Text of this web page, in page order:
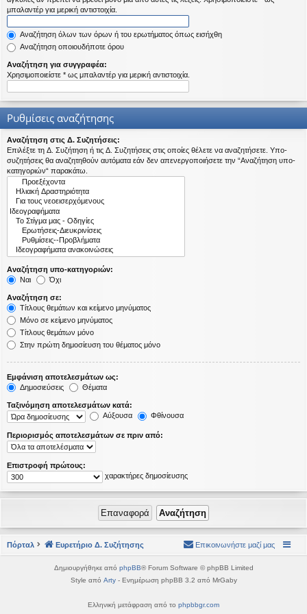
εις
μπαλαντέρ για μερική αντιστοιχία.
Αναζήτηση όλων των όρων ή του ερωτήματος όπως εισήχθη
Αναζήτηση οποιουδήποτε όρου
Αναζήτηση για συγγραφέα:
Χρησιμοποιείστε * ως μπαλαντέρ για μερική αντιστοιχία.
Ρυθμίσεις αναζήτησης
Αναζήτηση στις Δ. Συζητήσεις:
Επιλέξτε τη Δ. Συζήτηση ή τις Δ. Συζητήσεις στις οποίες θέλετε να αναζητήσετε. Υπο-
συζητήσεις θα αναζητηθούν αυτόματα εάν δεν απενεργοποιήσετε την “Αναζήτηση υπο-
κατηγοριών“ παρακάτω.
Αναζήτηση υπο-κατηγοριών:
Ναι
Όχι
Αναζήτηση σε:
Τίτλους θεμάτων και κείμενο μηνύματος
Μόνο σε κείμενο μηνύματος
Τίτλους θεμάτων μόνο
Στην πρώτη δημοσίευση του θέματος μόνο
Εμφάνιση αποτελεσμάτων ως:
Δημοσιεύσεις
Θέματα
Ταξινόμηση αποτελεσμάτων κατά:
Αύξουσα
Φθίνουσα
Περιορισμός αποτελεσμάτων σε πριν από:
Επιστροφή πρώτους:
χαρακτήρες δημοσίευσης
Πόρταλ Ευρετήριο Δ. Συζήτησης Επικοινωνήστε μαζί μας
Δημιουργήθηκε από phpBB® Forum Software © phpBB Limited
Style από Arty- Ενημέρωση phpBB 3.2 από MrGaby
Ελληνική μετάφραση από το phpbbgr.com